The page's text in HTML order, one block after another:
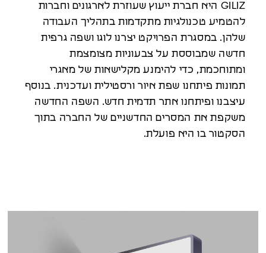
GILIZ היא חברת ייעוץ שעוזרת לארגונים וחברות
להטמיע טכנולגיות מתקדמות בתהליך העבודה
שלהן. במסגרת הפרויקט יצרנו לוגו ושפה גרפית
חדשה שמבוססת על צבעוניות מצומצמת
ומתוחכמת, כדי להימנע מקלישאות של מאגרי
תמונות פיתחנו שפת איור ורסטילית ועדכנית. בנוסף
עיצבנו ופיתחנו אתר תדמית חדש. השפה החדשה
משקפת את המסרים החדשניים של החברה בתוך
הסקטור בו היא פועלת.